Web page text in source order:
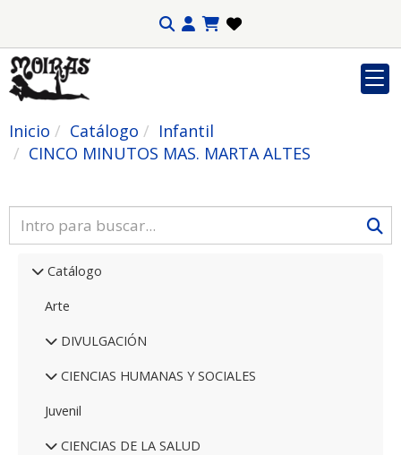
Inicio Catálogo
Infantil
CINCO MINUTOS MAS. MARTA ALTES
Catálogo
Arte
DIVULGACIÓN
CIENCIAS HUMANAS Y SOCIALES
Juvenil
CIENCIAS DE LA SALUD